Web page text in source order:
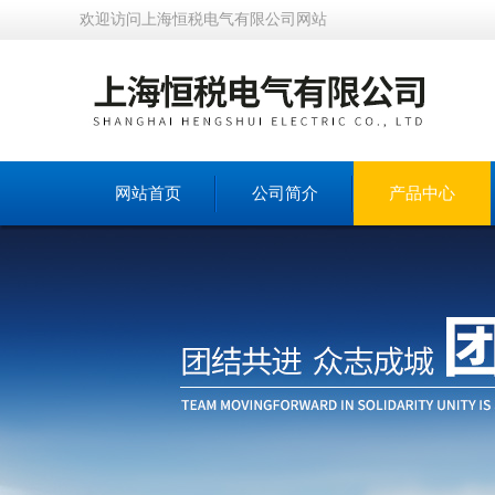
欢迎访问上海恒税电气有限公司网站
网站首页 公司简介 产品中心